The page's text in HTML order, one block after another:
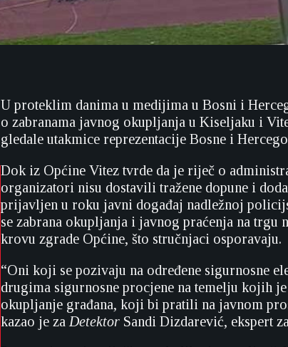
U proteklim danima u medijima u Bosni i
o zabranama javnog okupljanja u Kiseljaku i
gledale utakmice reprezentacije Bosne i
Dok iz Općine Vitez tvrde da je riječ o
organizatori nisu dostavili tražene dopune i
prijavljen u roku javni događaj nadležnoj
se zabrana okupljanja i javnog praćenja na trgu
krovu zgrade Općine, što stručnjaci osporavaju.
“Oni koji se pozivaju na određene sigurnosne
drugima sigurnosne procjene na temelju kojih
okupljanje građana, koji bi pratili na javnom
kazao je za Detektor Sandi Dizdarević, ekspert